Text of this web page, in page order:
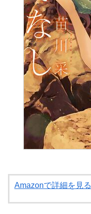
Amazonで詳細を見る